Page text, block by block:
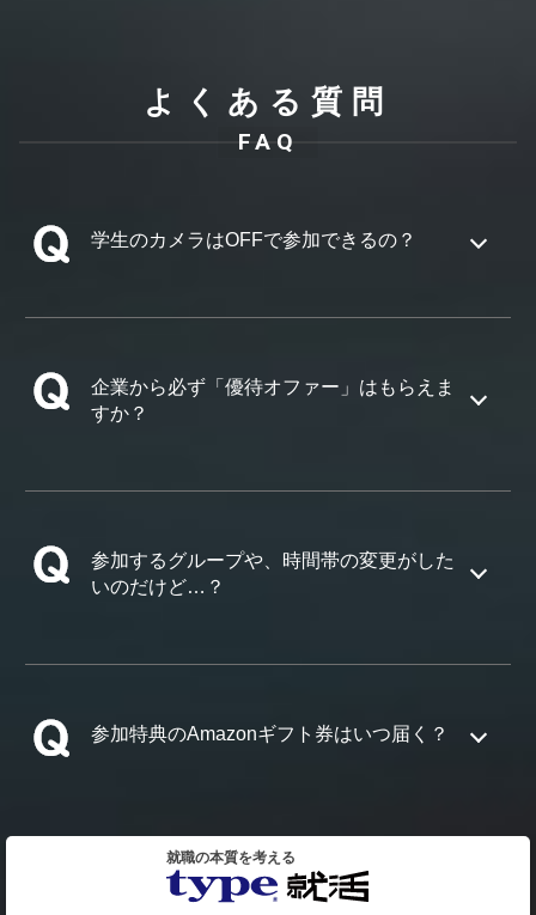
よくある質問
FAQ
学生のカメラはOFFで参加できるの？
企業から必ず「優待オファー」はもらえま
すか？
参加するグループや、時間帯の変更がした
いのだけど…？
参加特典のAmazonギフト券はいつ届く？
就職の本質を考える